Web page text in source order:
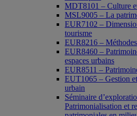
MDT8101 – Culture
MSL9005 – La
EUR7102 –
tourisme
EUR8216 –
EUR8460 –
espaces urbains
EUR8511 –
EUT1065 – Gestion
urbain
Séminaire
Patrimonialisation et